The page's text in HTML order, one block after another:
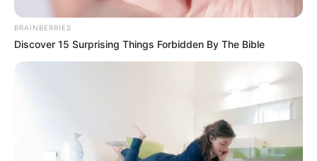
Ermənistanda siyasi qarşıdurma dərinləşir -
BRAINBERRIES
Discover 15 Surprising Things Forbidden By The Bible